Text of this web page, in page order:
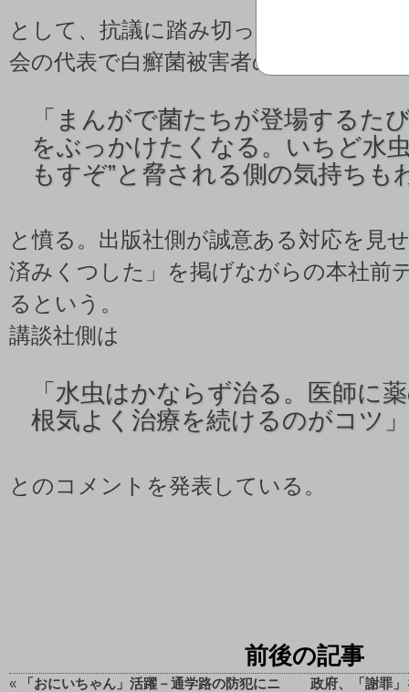
として、抗議に踏み切った。
会の代表で白癬菌被害者の城田克巳さ
「まんがで菌たちが登場するた
をぶっかけたくなる。いちど水
もすぞ”と脅される側の気持ちも
と憤る。出版社側が誠意ある対応を見
済みくつした」を掲げながらの本社前
るという。
講談社側は
「水虫はかならず治る。医師に
根気よく治療を続けるのがコツ」
とのコメントを発表している。
前後の記事
«
「おにいちゃん」活躍－通学路の防犯にニ
政府、「謝罪